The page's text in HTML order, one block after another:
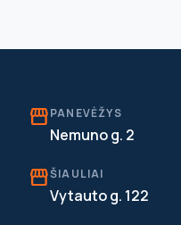
storefrontPANEVĖŽYS
Nemuno g. 2
storefrontŠIAULIAI
Vytauto g. 122